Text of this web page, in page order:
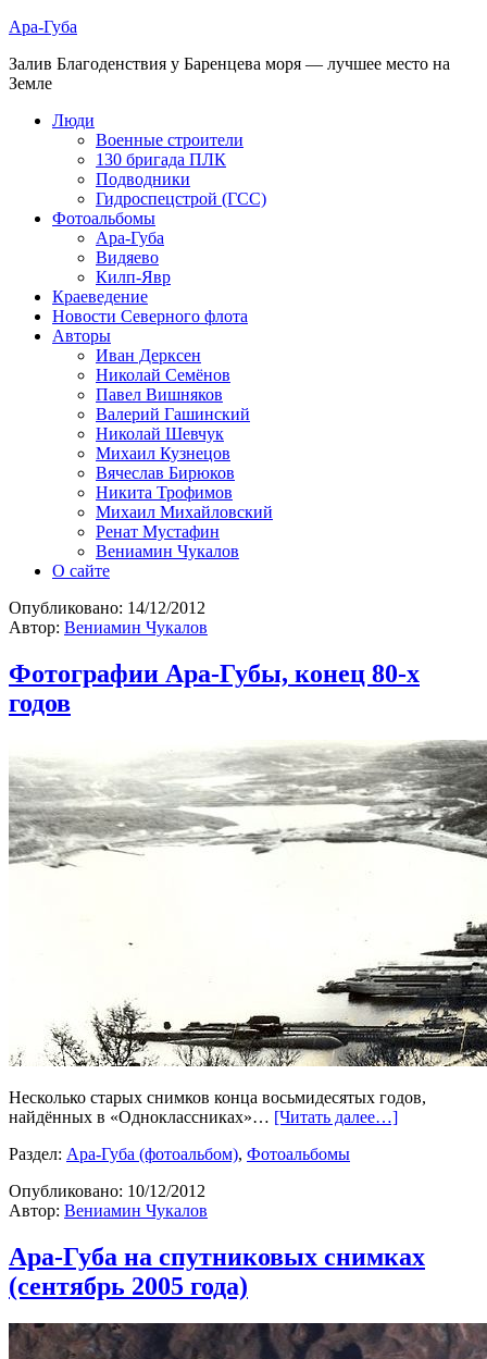
Ара-Губа
Залив Благоденствия у Баренцева моря — лучшее место на
Земле
Люди
Военные строители
130 бригада ПЛК
Подводники
Гидроспецстрой (ГСС)
Фотоальбомы
Ара-Губа
Видяево
Килп-Явр
Краеведение
Новости Северного флота
Авторы
Иван Дерксен
Николай Семёнов
Павел Вишняков
Валерий Гашинский
Николай Шевчук
Михаил Кузнецов
Вячеслав Бирюков
Никита Трофимов
Михаил Михайловский
Ренат Мустафин
Вениамин Чукалов
О сайте
Опубликовано: 14/12/2012
Автор: Вениамин Чукалов
Фотографии Ара-Губы, конец 80-х
годов
Несколько старых снимков конца восьмидесятых годов,
найдённых в «Одноклассниках»… [Читать далее…]
Раздел: Ара-Губа (фотоальбом), Фотоальбомы
Опубликовано: 10/12/2012
Автор: Вениамин Чукалов
Ара-Губа на спутниковых снимках
(сентябрь 2005 года)